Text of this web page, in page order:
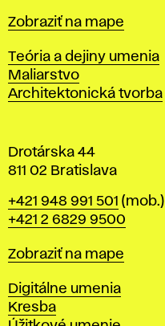
i
l
a
v
Mapa
Zobraziť na mape
Katedry
Teória a dejiny umenia
Maliarstvo
Architektonická tvorba
Drotárska 44
811 02 Bratislava
Telefón
+421 948 991 501 (mob.)
+421 2 6829 9500
Mapa
Zobraziť na mape
Katedry
Digitálne umenia
Kresba